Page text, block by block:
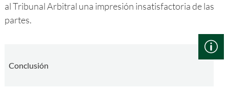
al Tribunal Arbitral una impresión insatisfactoria de las
partes.
Conclusión